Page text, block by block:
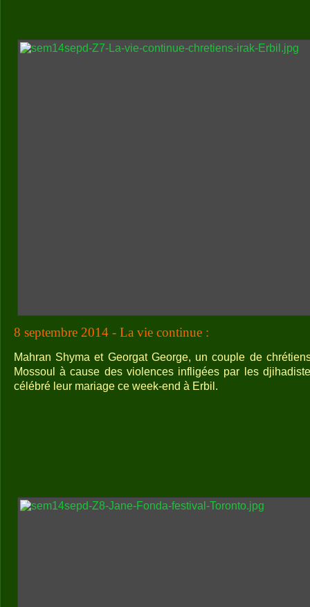
8 septembre 2014 - La vie continue :
Mahran Shyma et Georgat George, un couple de
Mossoul à cause des violences infligées par les
célébré leur mariage ce week-end à Erbil.